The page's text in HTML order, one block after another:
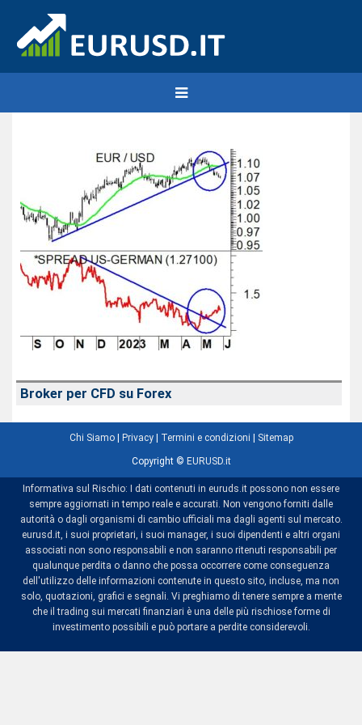
Broker per CFD su Forex
Chi Siamo| Privacy| Termini e condizioni Sitemap
Copyright © EURUSD.it
Informativa sul Rischio: I dati contenuti in euruds.it possono non essere
sempre aggiornati in tempo reale e accurati. Non vengono forniti dalle
autorità o dagli organismi di cambio ufficiali ma dagli agenti sul mercato.
eurusd.it, i suoi proprietari, i suoi manager, i suoi dipendenti e altri organi
associati non sono responsabili e non saranno ritenuti responsabili per
qualunque perdita o danno che possa occorrere come conseguenza
dell'utilizzo delle informazioni contenute in questo sito, incluse, ma non
solo, quotazioni, grafici e segnali. Vi preghiamo di tenere sempre a mente
che il trading sui mercati finanziari è una delle più rischiose forme di
investimento possibili e può portare a perdite considerevoli.